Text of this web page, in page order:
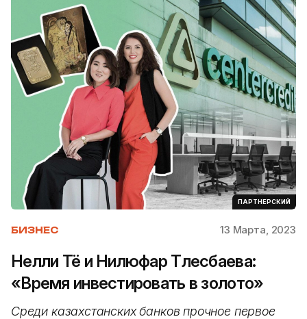
ПАРТНЕРСКИЙ
БИЗНЕС 13 Марта, 2023
Нелли Тё и Нилюфар Тлесбаева:
«Время инвестировать в золото»
Среди казахстанских банков прочное первое